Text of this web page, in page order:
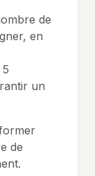
de
en
un
de